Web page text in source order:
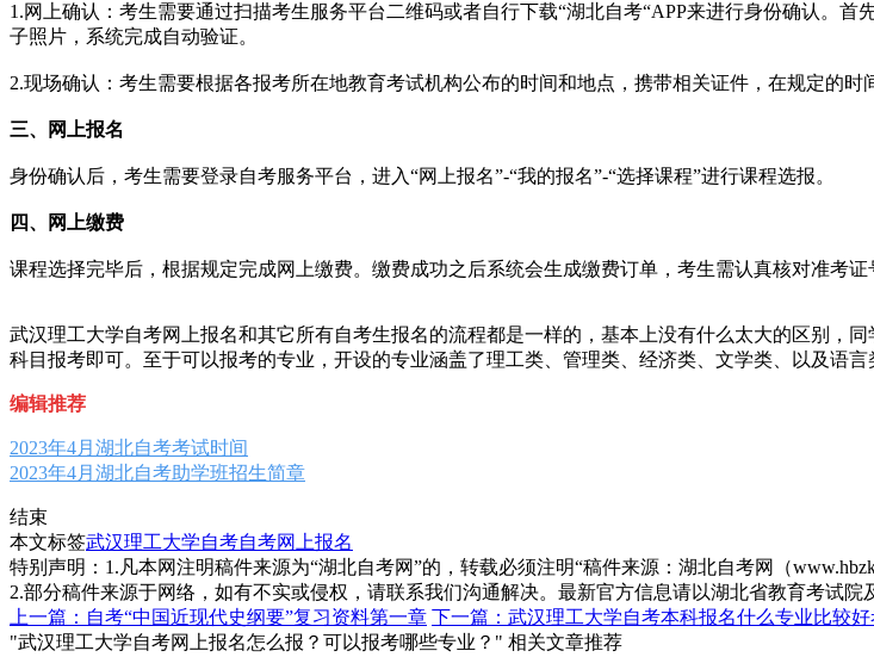
1.网上确认：考生需要通过扫描考生服务平台二维码或者自行下载“湖北自考“APP来进行身份确认。
子照片，系统完成自动验证。
2.现场确认：考生需要根据各报考所在地教育考试机构公布的时间和地点，携带相关证件，在规定的
三、网上报名
身份确认后，考生需要登录自考服务平台，进入“网上报名”-“我的报名”-“选择课程”进行课程选报。
四、网上缴费
课程选择完毕后，根据规定完成网上缴费。缴费成功之后系统会生成缴费订单，考生需认真核对准考证
武汉理工大学自考网上报名和其它所有自考生报名的流程都是一样的，基本上没有什么太大的区别，
科目报考即可。至于可以报考的专业，开设的专业涵盖了理工类、管理类、经济类、文学类、以及语
编辑推荐
2023年4月湖北自考考试时间
2023年4月湖北自考助学班招生简章
结束
本文标签武汉理工大学自考自考网上报名
特别声明：1.凡本网注明稿件来源为“湖北自考网”的，转载必须注明“稿件来源：湖北自考网（
2.部分稿件来源于网络，如有不实或侵权，请联系我们沟通解决。最新官方信息请以湖北省教育考试院
上一篇：自考“中国近现代史纲要”复习资料第一章 下一篇：武汉理工大学自考本科报名什么专业比较
"武汉理工大学自考网上报名怎么报？可以报考哪些专业？" 相关文章推荐